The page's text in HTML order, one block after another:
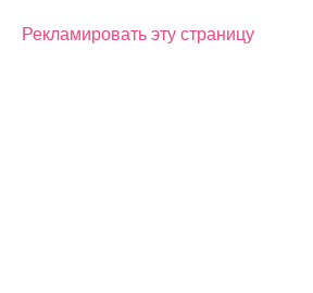
Рекламировать эту страницу